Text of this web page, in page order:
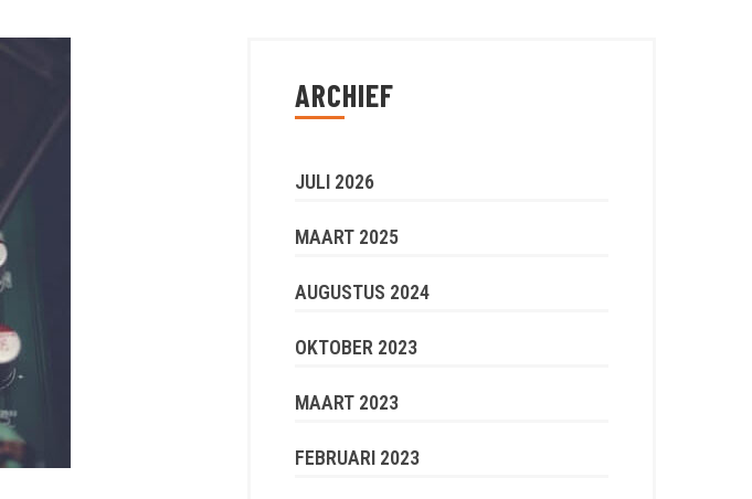
ARCHIEF
JULI 2026
MAART 2025
AUGUSTUS 2024
OKTOBER 2023
MAART 2023
FEBRUARI 2023